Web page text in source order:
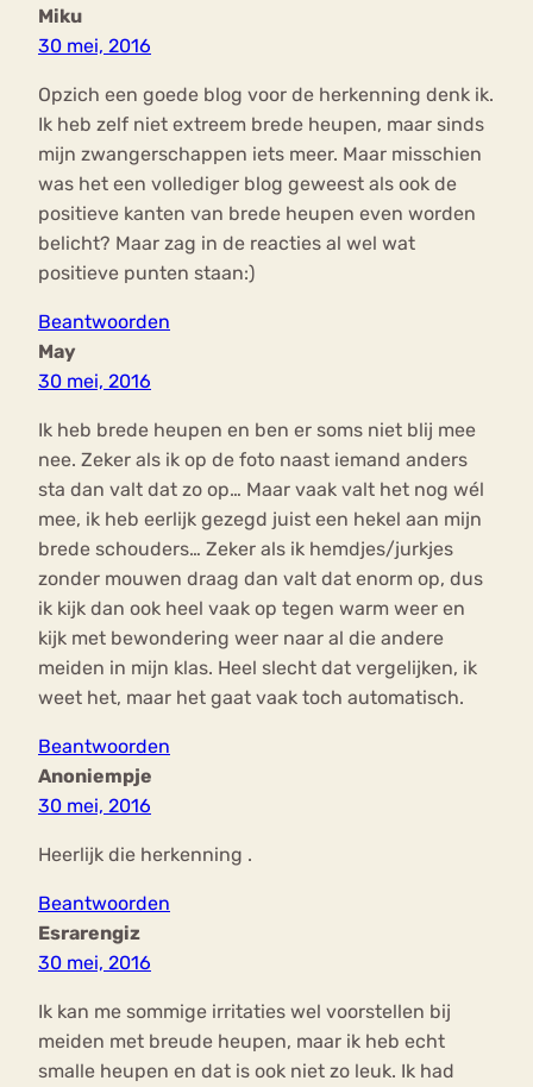
Miku
30 mei, 2016
Opzich een goede blog voor de herkenning denk ik.
Ik heb zelf niet extreem brede heupen, maar sinds
mijn zwangerschappen iets meer. Maar misschien
was het een vollediger blog geweest als ook de
positieve kanten van brede heupen even worden
belicht? Maar zag in de reacties al wel wat
positieve punten staan:)
Beantwoorden
May
30 mei, 2016
Ik heb brede heupen en ben er soms niet blij mee
nee. Zeker als ik op de foto naast iemand anders
sta dan valt dat zo op… Maar vaak valt het nog wél
mee, ik heb eerlijk gezegd juist een hekel aan mijn
brede schouders… Zeker als ik hemdjes/jurkjes
zonder mouwen draag dan valt dat enorm op, dus
ik kijk dan ook heel vaak op tegen warm weer en
kijk met bewondering weer naar al die andere
meiden in mijn klas. Heel slecht dat vergelijken, ik
weet het, maar het gaat vaak toch automatisch.
Beantwoorden
Anoniempje
30 mei, 2016
Heerlijk die herkenning .
Beantwoorden
Esrarengiz
30 mei, 2016
Ik kan me sommige irritaties wel voorstellen bij
meiden met breude heupen, maar ik heb echt
smalle heupen en dat is ook niet zo leuk. Ik had